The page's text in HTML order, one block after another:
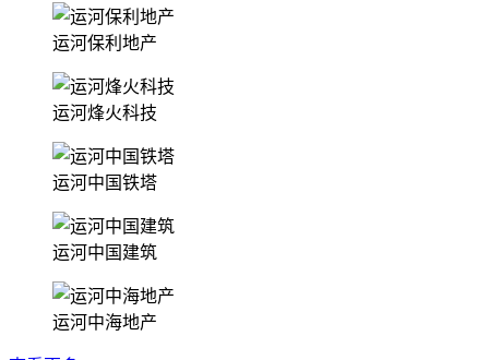
运河保利地产
运河烽火科技
运河中国铁塔
运河中国建筑
运河中海地产